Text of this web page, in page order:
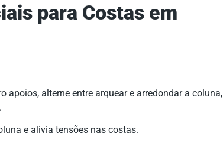
para Costas em
apoios, alterne entre arquear e arredondar a coluna,
e alivia tensões nas costas.